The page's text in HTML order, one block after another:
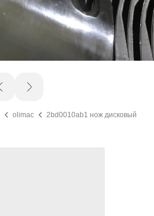
olimac 2bd0010ab1 нож дисковый